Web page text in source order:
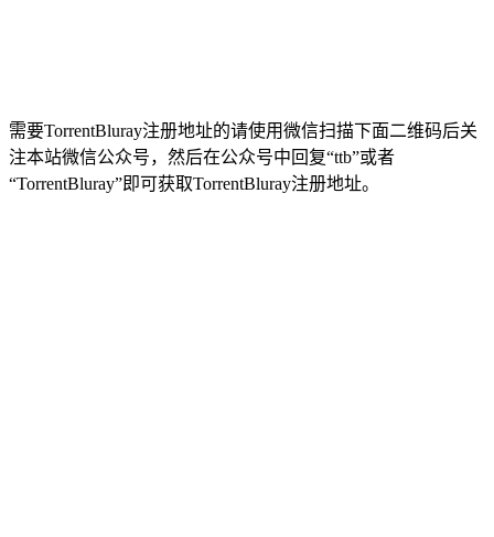
需要TorrentBluray注册地址的请使用微信扫描下面二维码后关
注本站微信公众号，然后在公众号中回复“ttb”或者
“TorrentBluray”即可获取TorrentBluray注册地址。